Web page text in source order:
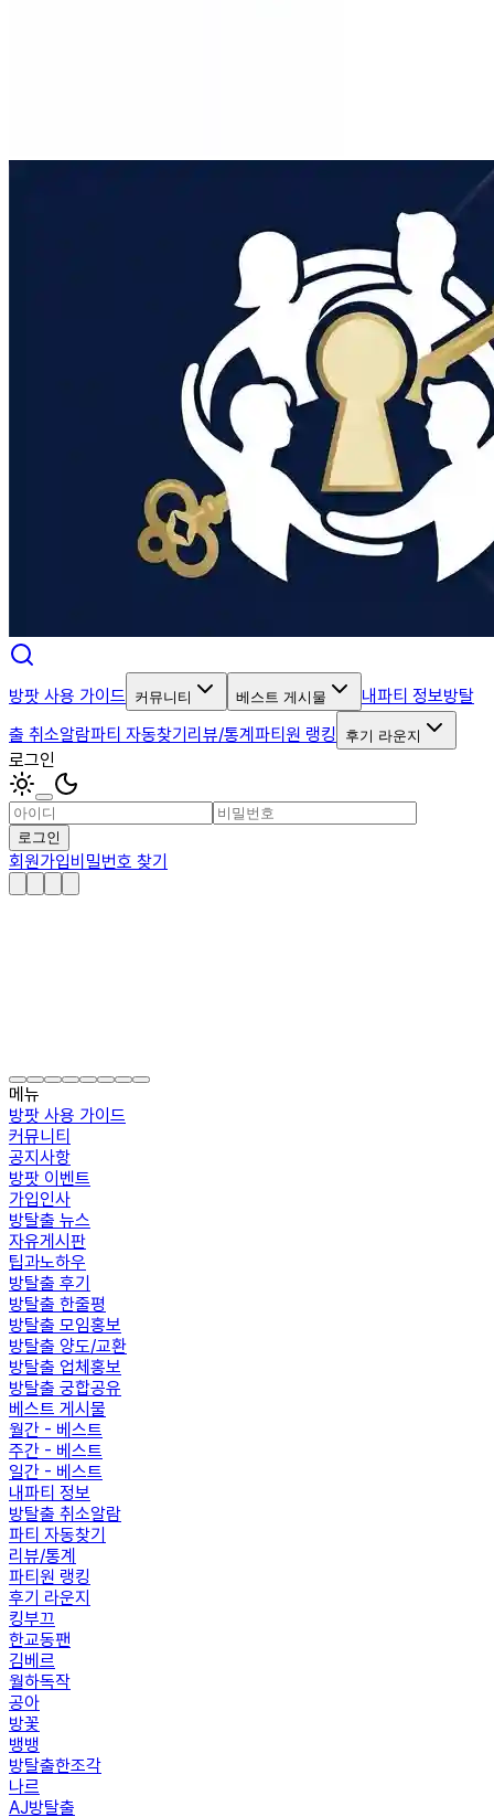
방팟 사용 가이드 커뮤니티 베스트 게시물 내파티 정보방탈
출 취소알람파티 자동찾기리뷰/통계파티원 랭킹 후기 라운지
로그인
로그인
회원가입비밀번호 찾기
메뉴
방팟 사용 가이드
커뮤니티
공지사항
방팟 이벤트
가입인사
방탈출 뉴스
자유게시판
팁과노하우
방탈출 후기
방탈출 한줄평
방탈출 모임홍보
방탈출 양도/교환
방탈출 업체홍보
방탈출 궁합공유
베스트 게시물
월간 - 베스트
주간 - 베스트
일간 - 베스트
내파티 정보
방탈출 취소알람
파티 자동찾기
리뷰/통계
파티원 랭킹
후기 라운지
킹부끄
한교동팬
김베르
월하독작
공아
방꽃
뱅뱅
방탈출한조각
나르
AJ방탈출